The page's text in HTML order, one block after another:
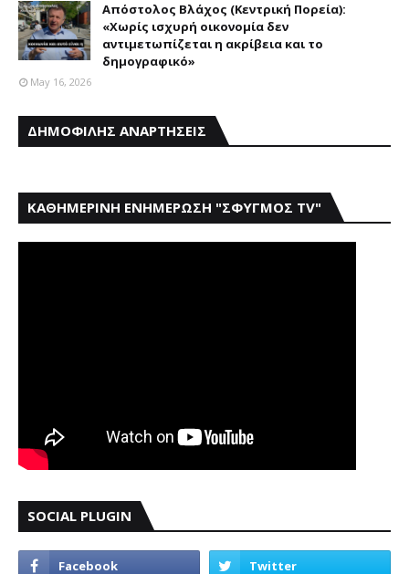
Απόστολος Βλάχος (Κεντρική Πορεία):
«Χωρίς ισχυρή οικονομία δεν
αντιμετωπίζεται η ακρίβεια και το
δημογραφικό»
May 16, 2026
ΔΗΜΟΦΙΛΗΣ ΑΝΑΡΤΗΣΕΙΣ
ΚΑΘΗΜΕΡΙΝΗ ΕΝΗΜΕΡΩΣΗ "ΣΦΥΓΜΟΣ TV"
SOCIAL PLUGIN